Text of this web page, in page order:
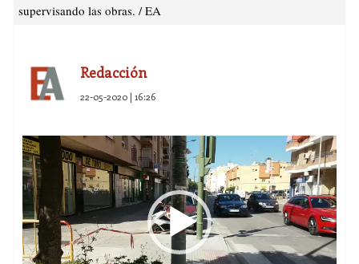
supervisando las obras. / EA
Redacción
22-05-2020 | 16:26
Reproductor
de
vídeo